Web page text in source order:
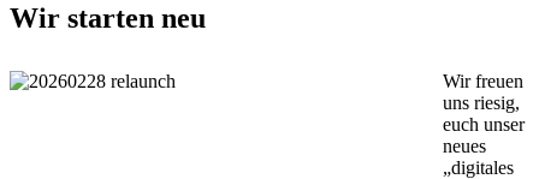
Wir starten neu
Wir freuen
uns riesig,
euch unser
neues
„digitales